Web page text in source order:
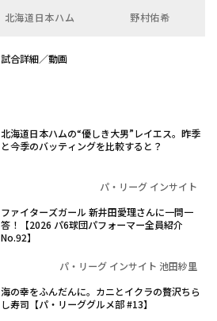
北海道日本ハム 野村佑希
試合詳細／動画
北海道日本ハムの“優しき大男”レイエス。昨季
と今季のバッティングを比較すると？
パ・リーグ インサイト
ファイターズガール 新井田愛理さんに一問一
答！【2026 パ6球団パフォーマー全員紹介
No.92】
パ・リーグ インサイト 池田紗里
海の幸をふんだんに。カニとイクラの贅沢ちら
し寿司【パ・リーググルメ部 #13】